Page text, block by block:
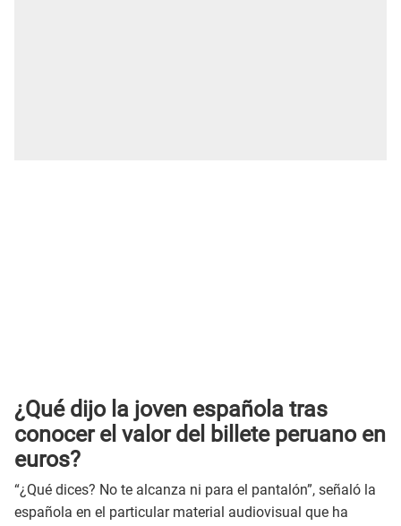
¿Qué dijo la joven española tras
conocer el valor del billete peruano en
euros?
“¿Qué dices? No te alcanza ni para el pantalón”, señaló la
española en el particular material audiovisual que ha